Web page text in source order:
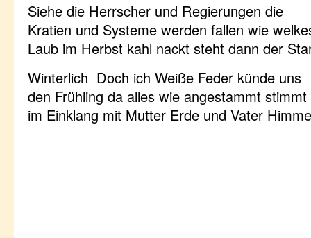
Siehe die Herrscher und Regierungen die
Kratien und Systeme werden fallen wie
Laub im Herbst kahl nackt steht dann der
Winterlich Doch ich Weiße Feder künde uns
den Frühling da alles wie angestammt stimmt
im Einklang mit Mutter Erde und Vater